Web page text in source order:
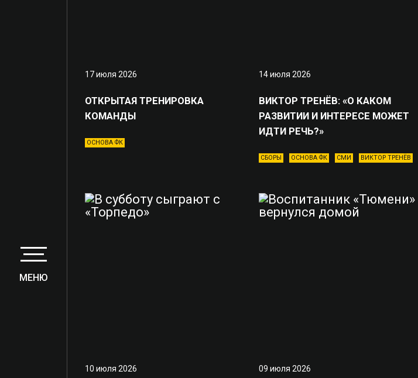
МЕНЮ
17 июля 2026
ОТКРЫТАЯ ТРЕНИРОВКА
КОМАНДЫ
ОСНОВА ФК
14 июля 2026
ВИКТОР ТРЕНЁВ: «О КАКОМ
РАЗВИТИИ И ИНТЕРЕСЕ МОЖЕТ
ИДТИ РЕЧЬ?»
СБОРЫ ОСНОВА ФК СМИ ВИКТОР ТРЕНЁВ
10 июля 2026 09 июля 2026